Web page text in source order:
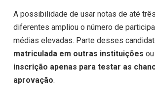
A possibilidade de usar notas de até
diferentes ampliou o número de
médias elevadas. Parte desses
matriculada em outras instituições ou
inscrição apenas para testar as
aprovação.